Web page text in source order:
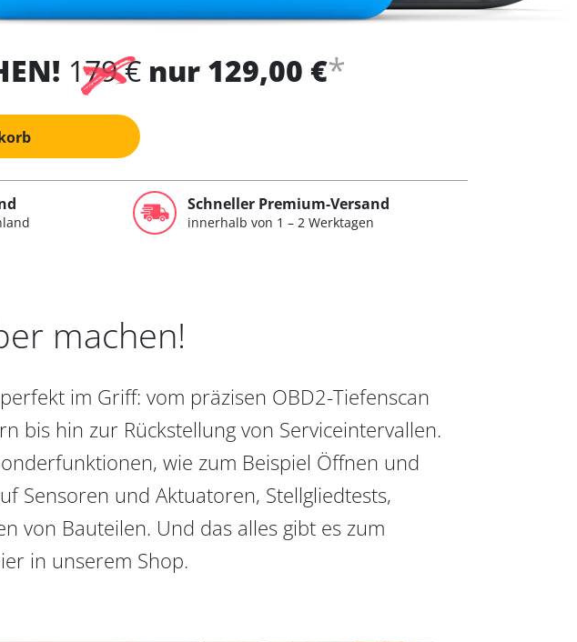
179 € nur 129,00 €*
Schneller Premium-Versand
innerhalb von 1 – 2 Werktagen
machen!
im Griff: vom präzisen OBD2-Tiefenscan
bis hin zur Rückstellung von Serviceintervallen.
wie zum Beispiel Öffnen und
Sensoren und Aktuatoren, Stellgliedtests,
von Bauteilen. Und das alles gibt es zum
in unserem Shop.